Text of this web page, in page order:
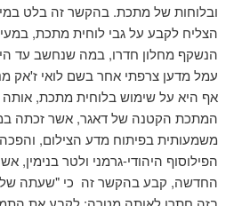
הצליח לקבע על גבי לוחית מתכת,
הנשקף מחלון חדרו, במה שנחשב עד
עמל מדען צרפתי אחר בשם לואי ז'אק
אף היא על שימוש בלוחית מתכת,
המתכת הקטנה של דאגר, אשר זכתה
משמעותית בפיתוח מדע הצילום,
הפילוסוף היהודי-גרמני ולטר
החדשה, קבע בהקשר זה כי "שעתה של